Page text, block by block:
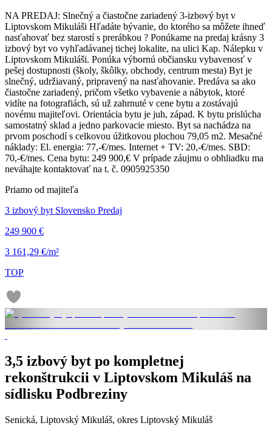
NA PREDAJ: Slnečný a čiastočne zariadený 3-izbový byt v
Liptovskom Mikuláši Hľadáte bývanie, do ktorého sa môžete ihneď
nasťahovať bez starostí s prerábkou ? Ponúkame na predaj krásny 3
izbový byt vo vyhľadávanej tichej lokalite, na ulici Kap. Nálepku v
Liptovskom Mikuláši. Ponúka výbornú občiansku vybavenosť v
pešej dostupnosti (školy, škôlky, obchody, centrum mesta) Byt je
slnečný, udržiavaný, pripravený na nasťahovanie. Predáva sa ako
čiastočne zariadený, pričom všetko vybavenie a nábytok, ktoré
vidíte na fotografiách, sú už zahrnuté v cene bytu a zostávajú
novému majiteľovi. Orientácia bytu je juh, západ. K bytu prislúcha
samostatný sklad a jedno parkovacie miesto. Byt sa nachádza na
prvom poschodí s celkovou úžitkovou plochou 79,05 m2. Mesačné
náklady: El. energia: 77,-€/mes. Internet + TV: 20,-€/mes. SBD:
70,-€/mes. Cena bytu: 249 900,€ V prípade záujmu o obhliadku ma
neváhajte kontaktovať na t. č. 0905925350
Priamo od majiteľa
3 izbový byt Slovensko Predaj
249 900 €
3 161,29 €/m²
TOP
3,5 izbový byt po kompletnej
rekonštrukcii v Liptovskom Mikuláš na
sídlisku Podbreziny
Senická, Liptovský Mikuláš, okres Liptovský Mikuláš